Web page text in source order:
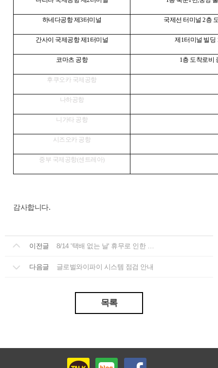
하네다공항 제3터미널 국제선 터미널2층
간사이 국제공항 제1터미널 제 1터미널 빌딩
코마츠 공항 1층 도착로비
후쿠오카 국제공항
나하공항
니가타 공항
시즈오카 공항
중부 국제공항(센트레아)
감사합니다.
이전글 8/14 '택배 없는 날' 휴무로 인한 택배 배송 마감 안내
다음글 글로벌와이파이 시스템 점검 안내
목록